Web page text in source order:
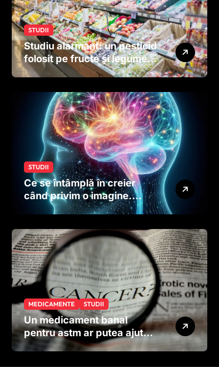
STUDII
Studiu alarmant: un pesticid
folosit pe fructe și legume
ar putea afecta dezvoltarea
dinainte de naștere
STUDII
Ce se întâmplă în creier
când privim o imagine.
Studiul care explică rolul
MEDICAMENTE STUDII
Un medicament banal
pentru astm ar putea ajuta
în lupta împotriva